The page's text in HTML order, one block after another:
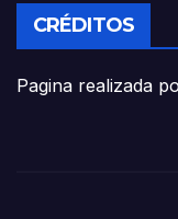
CRÉDITOS
Pagina realizada